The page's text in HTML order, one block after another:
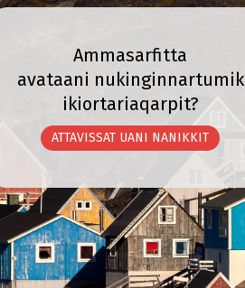
Ammasarfitta
avataani nukinginnartumik
ikiortariaqarpit?
ATTAVISSAT UANI NANIKKIT